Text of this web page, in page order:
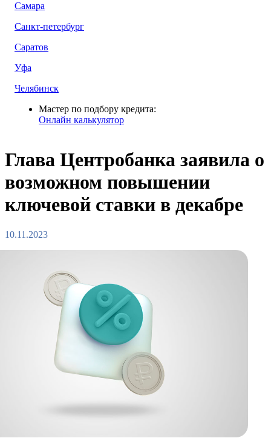
Самара
Санкт-петербург
Саратов
Уфа
Челябинск
Мастер по подбору кредита:
Онлайн калькулятор
Глава Центробанка заявила о
возможном повышении
ключевой ставки в декабре
10.11.2023